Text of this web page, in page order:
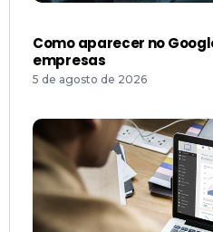
Como aparecer no
empresas
5 de agosto de 2026